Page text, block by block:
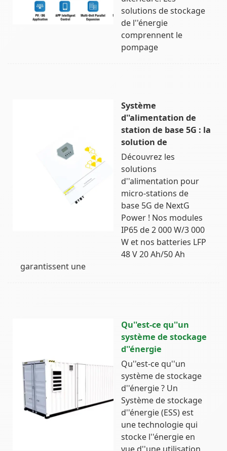
solutions de stockage
de l''énergie
comprennent le
pompage
Système
d''alimentation de
station de base 5G : la
solution de
Découvrez les
solutions
d''alimentation pour
micro-stations de
base 5G de NextG
Power ! Nos modules
IP65 de 2 000 W/3 000
W et nos batteries LFP
48 V 20 Ah/50 Ah
garantissent une
Qu''est-ce qu''un
système de stockage
d''énergie
Qu''est-ce qu''un
système de stockage
d''énergie ? Un
Système de stockage
d''énergie (ESS) est
une technologie qui
stocke l''énergie en